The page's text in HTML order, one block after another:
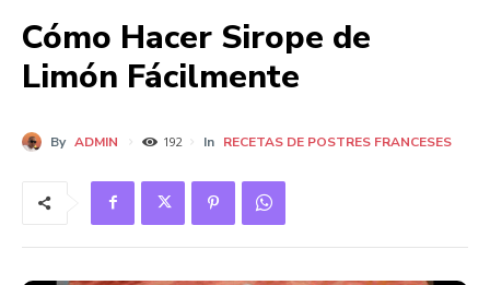
Cómo Hacer Sirope de
Limón Fácilmente
By ADMIN 192 In RECETAS DE POSTRES FRANCESES